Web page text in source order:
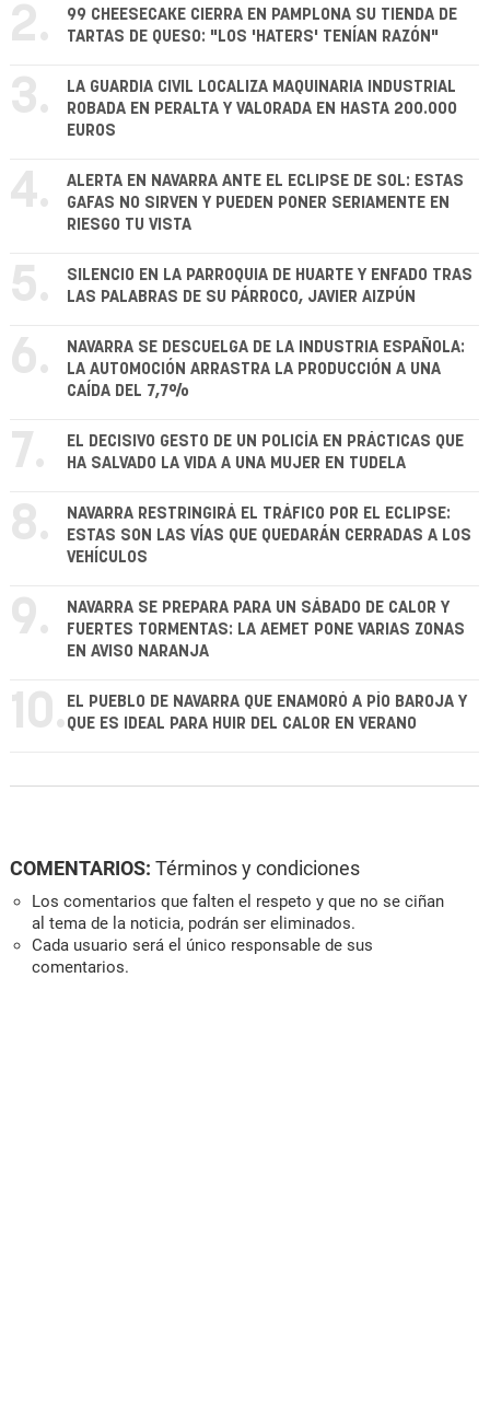
2.
99 CHEESECAKE CIERRA EN PAMPLONA SU TIENDA DE
TARTAS DE QUESO: "LOS 'HATERS' TENÍAN RAZÓN"
3.
LA GUARDIA CIVIL LOCALIZA MAQUINARIA INDUSTRIAL
ROBADA EN PERALTA Y VALORADA EN HASTA 200.000
EUROS
4.
ALERTA EN NAVARRA ANTE EL ECLIPSE DE SOL: ESTAS
GAFAS NO SIRVEN Y PUEDEN PONER SERIAMENTE EN
RIESGO TU VISTA
5.
SILENCIO EN LA PARROQUIA DE HUARTE Y ENFADO TRAS
LAS PALABRAS DE SU PÁRROCO, JAVIER AIZPÚN
6.
NAVARRA SE DESCUELGA DE LA INDUSTRIA ESPAÑOLA:
LA AUTOMOCIÓN ARRASTRA LA PRODUCCIÓN A UNA
CAÍDA DEL 7,7%
7.
EL DECISIVO GESTO DE UN POLICÍA EN PRÁCTICAS QUE
HA SALVADO LA VIDA A UNA MUJER EN TUDELA
8.
NAVARRA RESTRINGIRÁ EL TRÁFICO POR EL ECLIPSE:
ESTAS SON LAS VÍAS QUE QUEDARÁN CERRADAS A LOS
VEHÍCULOS
9.
NAVARRA SE PREPARA PARA UN SÁBADO DE CALOR Y
FUERTES TORMENTAS: LA AEMET PONE VARIAS ZONAS
EN AVISO NARANJA
10. EL PUEBLO DE NAVARRA QUE ENAMORÓ A PÍO BAROJA Y
QUE ES IDEAL PARA HUIR DEL CALOR EN VERANO
COMENTARIOS: Términos y condiciones
Los comentarios que falten el respeto y que no se ciñan
al tema de la noticia, podrán ser eliminados.
Cada usuario será el único responsable de sus
comentarios.